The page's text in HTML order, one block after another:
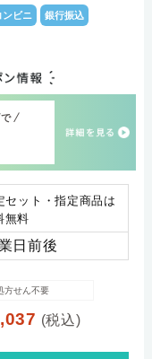
6.50～-8.00（0.50ステッ
ンビニ 銀行振込
セット・指定商品は
無料
日前後
(税込)
方せん不要